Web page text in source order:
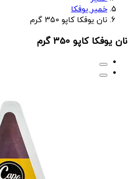
خمیر یوفکا
نان یوفکا کاپو 350 گرم
نان یوفکا کاپو 350 گرم